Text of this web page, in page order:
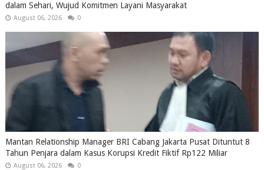
dalam Sehari, Wujud Komitmen Layani Masyarakat
August 06, 2026 0
Mantan Relationship Manager BRI Cabang Jakarta Pusat Dituntut 8
Tahun Penjara dalam Kasus Korupsi Kredit Fiktif Rp122 Miliar
August 06, 2026 0